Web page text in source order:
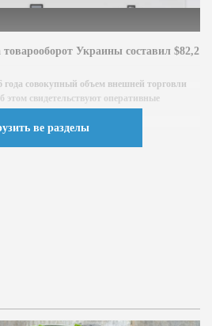
товарооборот Украины составил $82,2
совокупный объем внешней торговли
свидетельствуют оперативные
ве разделы